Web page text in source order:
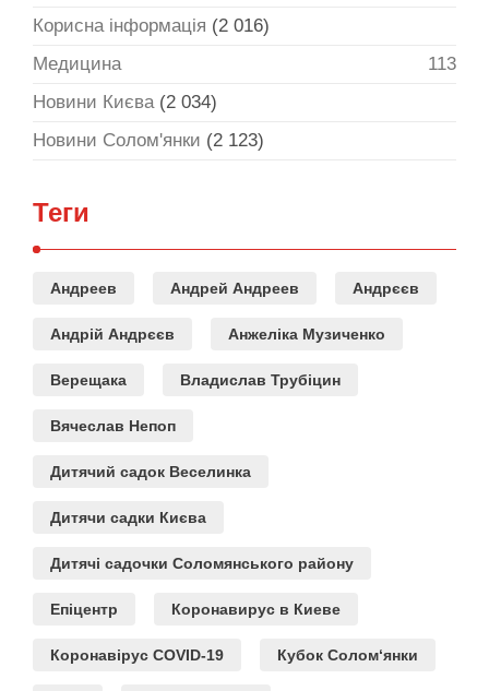
Корисна інформація (2 016)
Медицина
113
Новини Києва(2 034)
Новини Солом'янки (2 123)
Теги
Андреев Андрей Андреев Андрєєв
Андрій Андрєєв Анжеліка Музиченко
Верещака Владислав Трубіцин
Вячеслав Непоп
Дитячий садок Веселинка
Дитячи садки Києва
Дитячі садочки Соломянського району
Епіцентр Коронавирус в Киеве
Коронавірус COVID-19 Кубок Солом‘янки